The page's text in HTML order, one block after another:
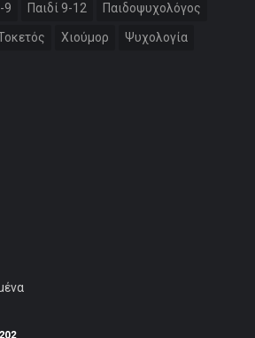
9 Παιδί 9-12 Παιδοψυχολόγος
Χιούμορ Ψυχολογία